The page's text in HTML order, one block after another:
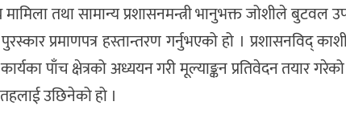
तथा सामान्य प्रशासनमन्त्री भानुभक्त जोशीले बुटवल
प्रमाणपत्र हस्तान्तरण गर्नुभएको हो । प्रशासनविद्
पाँच क्षेत्रको अध्ययन गरी मूल्याङ्कन प्रतिवेदन तयार
उछिनेको हो ।